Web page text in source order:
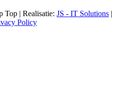
Top | Realisatie: JS - IT Solutions |
Policy